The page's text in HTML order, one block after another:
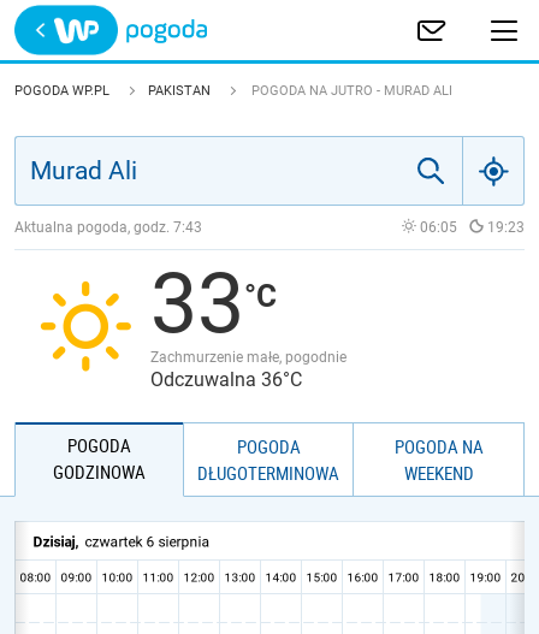
Trwa ładowanie
POLSKA
JAKOŚĆ POWIETRZA
POGODA WP.PL PAKISTAN POGODA NA JUTRO - MURAD ALI
Aktualna pogoda, godz. 7:43 06:05 19:23
33
Zachmurzenie małe, pogodnie
Odczuwalna 36°C
POGODA
GODZINOWA
POGODA
DŁUGOTERMINOWA
POGODA NA
WEEKEND